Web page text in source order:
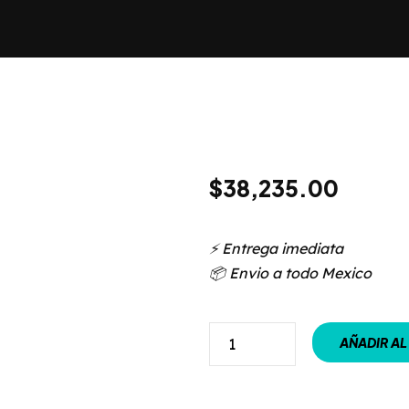
$38,235.00
⚡️ Entrega imediata
📦 Envio a todo Mexico
AÑADIR